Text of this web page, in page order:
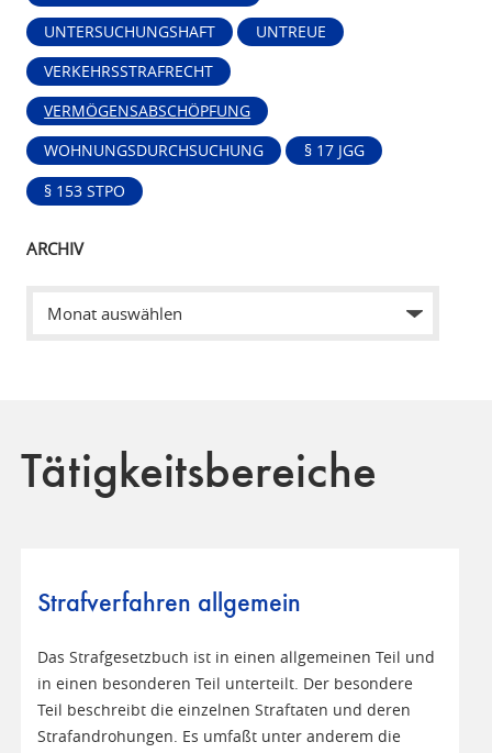
UNTERSUCHUNGSHAFT UNTREUE
VERKEHRSSTRAFRECHT
VERMÖGENSABSCHÖPFUNG
WOHNUNGSDURCHSUCHUNG § 17 JGG
§ 153 STPO
ARCHIV
Tätigkeitsbereiche
Strafverfahren allgemein
Das Strafgesetzbuch ist in einen allgemeinen Teil und
in einen besonderen Teil unterteilt. Der besondere
Teil beschreibt die einzelnen Straftaten und deren
Strafandrohungen. Es umfaßt unter anderem die